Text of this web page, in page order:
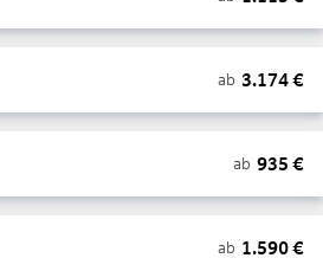
ab 3.174€
ab 935 €
ab 1.590€